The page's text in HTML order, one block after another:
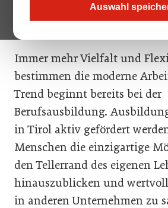
Auswahl
Wochen in die pulsierende
Immer mehr Vielfalt und
bestimmen die moderne
Trend beginnt bereits bei der
Berufsausbildung.
in Tirol aktiv gefördert
Menschen die einzigartige
den Tellerrand des eigenen
hinauszublicken und
in anderen Unternehmen zu